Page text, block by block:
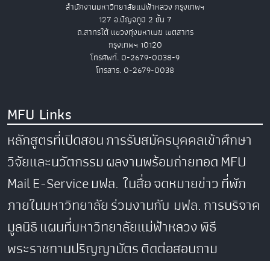
สำนักงานมหาวิทยาลัยแม่ฟ้าหลวง กรุงเทพฯ
127 อ.ปัญจภูมิ 2 ชั้น 7
ถ.สาทรใต้ แขวงทุ่งมหาเมฆ เขตสาทร
กรุงเทพฯ 10120
โทรศัพท์. 0-2679-0038-9
โทรสาร. 0-2679-0038
MFU Links
หลักสูตรที่เปิดสอนการรับสมัครบุคคลเข้าศึกษา
วิจัยและนวัตกรรมผลงานพร้อมถ่ายทอดMFU
MailE-Serviceมฟล. ในสื่อจดหมายข่าวที่พัก
ภายในมหาวิทยาลัยร่วมงานกับ มฟล.การบริจาค
มูลนิธิแผนที่มหาวิทยาลัยแม่ฟ้าหลวงพิธี
พระราชทานปริญญาบัตรติดต่อสอบถาม